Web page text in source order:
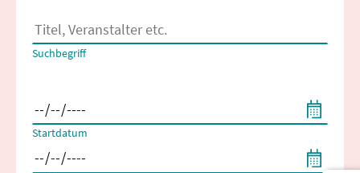
Es erscheinen Suchvorschläge, wenn mindestens 2 Zeichen
Suchbegriff
Startdatum